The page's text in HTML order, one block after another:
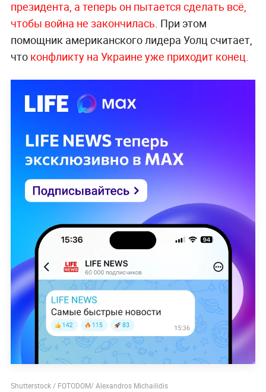
президента, а теперь он пытается сделать всё,
чтобы война не закончилась. При этом
помощник американского лидера Уолц считает,
что конфликту на Украине уже приходит конец.
Shutterstock / FOTODOM/ Alexandros Michailidis